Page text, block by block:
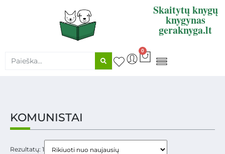
Skaitytų knygų
knygynas
geraknyga.lt
0
KOMUNISTAI
Rezultatų: 1